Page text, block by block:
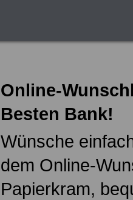
Online-
Besten Bank!
Wünsche
dem Online-
Papierkram,